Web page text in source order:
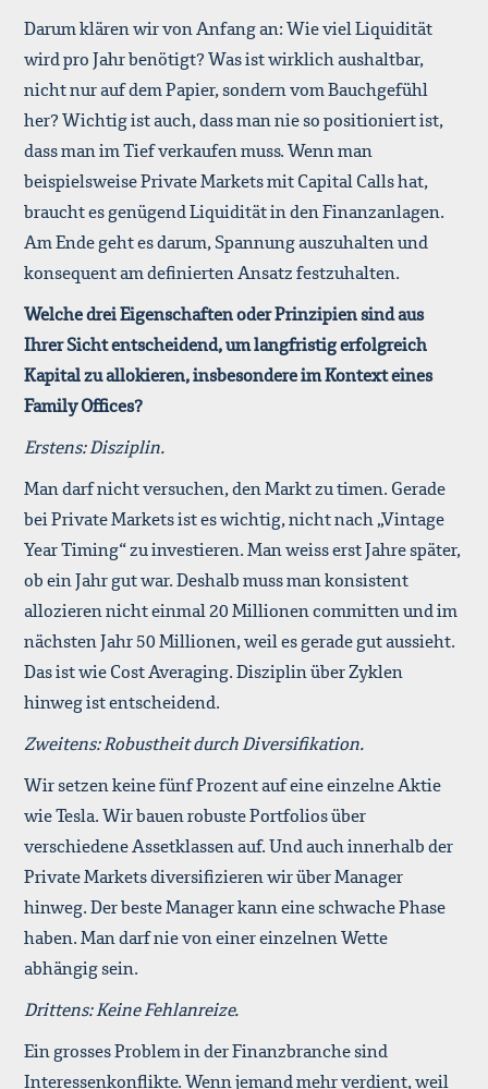
Darum klären wir von Anfang an: Wie viel Liquidität
wird pro Jahr benötigt? Was ist wirklich aushaltbar,
nicht nur auf dem Papier, sondern vom Bauchgefühl
her? Wichtig ist auch, dass man nie so positioniert ist,
dass man im Tief verkaufen muss. Wenn man
beispielsweise Private Markets mit Capital Calls hat,
braucht es genügend Liquidität in den Finanzanlagen.
Am Ende geht es darum, Spannung auszuhalten und
konsequent am definierten Ansatz festzuhalten.
Welche drei Eigenschaften oder Prinzipien sind aus
Ihrer Sicht entscheidend, um langfristig erfolgreich
Kapital zu allokieren, insbesondere im Kontext eines
Family Offices?
Erstens: Disziplin.
Man darf nicht versuchen, den Markt zu timen. Gerade
bei Private Markets ist es wichtig, nicht nach „Vintage
Year Timing“ zu investieren. Man weiss erst Jahre später,
ob ein Jahr gut war. Deshalb muss man konsistent
allozieren nicht einmal 20 Millionen committen und im
nächsten Jahr 50 Millionen, weil es gerade gut aussieht.
Das ist wie Cost Averaging. Disziplin über Zyklen
hinweg ist entscheidend.
Zweitens: Robustheit durch Diversifikation.
Wir setzen keine fünf Prozent auf eine einzelne Aktie
wie Tesla. Wir bauen robuste Portfolios über
verschiedene Assetklassen auf. Und auch innerhalb der
Private Markets diversifizieren wir über Manager
hinweg. Der beste Manager kann eine schwache Phase
haben. Man darf nie von einer einzelnen Wette
abhängig sein.
Drittens: Keine Fehlanreize.
Ein grosses Problem in der Finanzbranche sind
Interessenkonflikte. Wenn jemand mehr verdient, weil